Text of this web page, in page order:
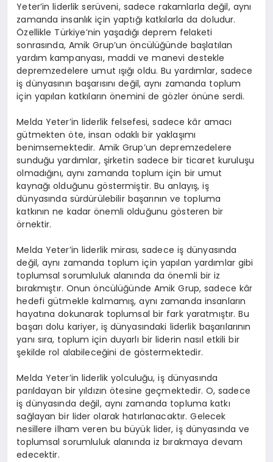
Yeter’in liderlik serüveni, sadece rakamlarla değil, aynı
zamanda insanlık için yaptığı katkılarla da doludur.
Özellikle Türkiye’nin yaşadığı deprem felaketi
sonrasında, Amik Grup’un öncülüğünde başlatılan
yardım kampanyası, maddi ve manevi destekle
depremzedelere umut ışığı oldu. Bu yardımlar, sadece
iş dünyasının başarısını değil, aynı zamanda toplum
için yapılan katkıların önemini de gözler önüne serdi.
Melda Yeter’in liderlik felsefesi, sadece kâr amacı
gütmekten öte, insan odaklı bir yaklaşımı
benimsemektedir. Amik Grup’un depremzedelere
sunduğu yardımlar, şirketin sadece bir ticaret kuruluşu
olmadığını, aynı zamanda toplum için bir umut
kaynağı olduğunu göstermiştir. Bu anlayış, iş
dünyasında sürdürülebilir başarının ve topluma
katkının ne kadar önemli olduğunu gösteren bir
örnektir.
Melda Yeter’in liderlik mirası, sadece iş dünyasında
değil, aynı zamanda toplum için yapılan yardımlar gibi
toplumsal sorumluluk alanında da önemli bir iz
bırakmıştır. Onun öncülüğünde Amik Grup, sadece kâr
hedefi gütmekle kalmamış, aynı zamanda insanların
hayatına dokunarak toplumsal bir fark yaratmıştır. Bu
başarı dolu kariyer, iş dünyasındaki liderlik başarılarının
yanı sıra, toplum için duyarlı bir liderin nasıl etkili bir
şekilde rol alabileceğini de göstermektedir.
Melda Yeter’in liderlik yolculuğu, iş dünyasında
parıldayan bir yıldızın ötesine geçmektedir. O, sadece
iş dünyasında değil, aynı zamanda topluma katkı
sağlayan bir lider olarak hatırlanacaktır. Gelecek
nesillere ilham veren bu büyük lider, iş dünyasında ve
toplumsal sorumluluk alanında iz bırakmaya devam
edecektir.